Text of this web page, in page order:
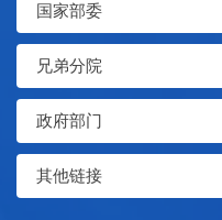
国家部委
兄弟分院
政府部门
其他链接